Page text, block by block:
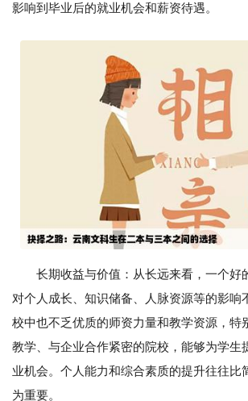
影响到毕业后的就业机会和薪资待遇。
长期收益与价值：从长远来看，一个好
对个人成长、知识储备、人脉资源等的影响
校中也不乏优质的师资力量和教学资源，特
教学、与企业合作紧密的院校，能够为学生
业机会。个人能力和综合素质的提升往往比
为重要。